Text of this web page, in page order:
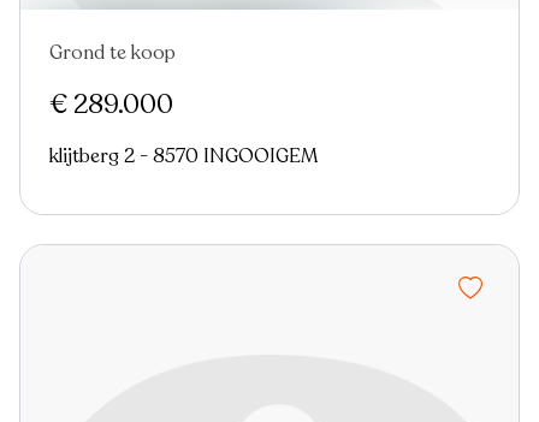
Grond te koop
€ 289.000
klijtberg 2 - 8570 INGOOIGEM